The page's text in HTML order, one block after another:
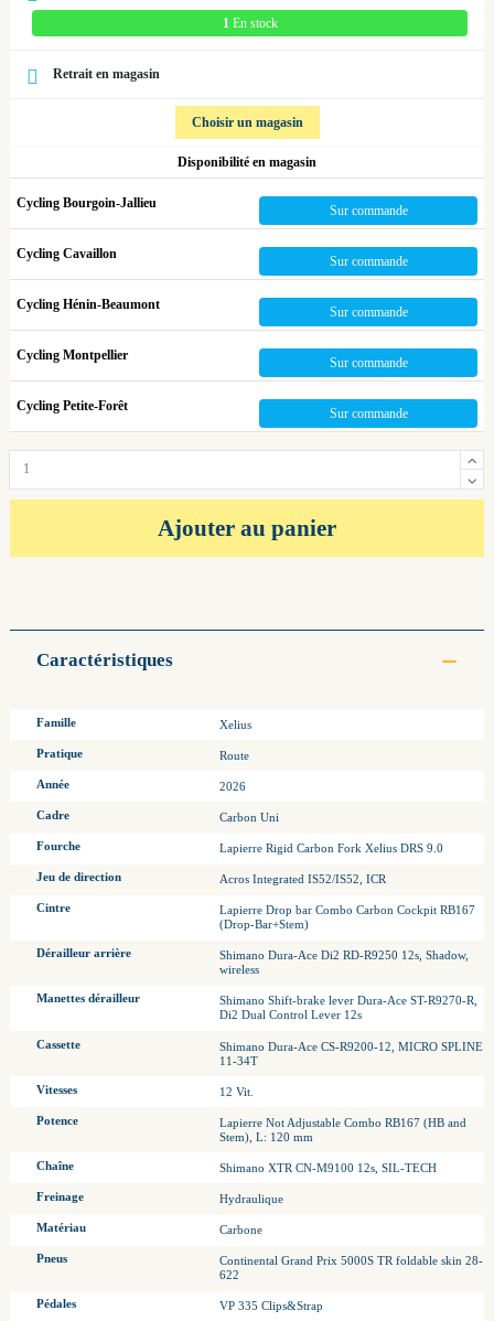
1 En stock
Retrait en magasin
Choisir un magasin
Disponibilité en magasin
Cycling Bourgoin-Jallieu Sur commande
Cycling Cavaillon Sur commande
Cycling Hénin-Beaumont Sur commande
Cycling Montpellier Sur commande
Cycling Petite-Forêt Sur commande
Ajouter au panier
Caractéristiques
Famille Xelius
Pratique Route
Année 2026
Cadre Carbon Uni
Fourche Lapierre Rigid Carbon Fork Xelius DRS 9.0
Jeu de direction Acros Integrated IS52/IS52, ICR
Cintre
Lapierre Drop bar Combo Carbon Cockpit RB167
(Drop-Bar+Stem)
Dérailleur arrière
Shimano Dura-Ace Di2 RD-R9250 12s, Shadow,
wireless
Manettes dérailleur
Shimano Shift-brake lever Dura-Ace ST-R9270-R,
Di2 Dual Control Lever 12s
Cassette
Shimano Dura-Ace CS-R9200-12, MICRO SPLINE
11-34T
Vitesses 12 Vit.
Potence
Lapierre Not Adjustable Combo RB167 (HB and
Stem), L: 120 mm
Chaîne Shimano XTR CN-M9100 12s, SIL-TECH
Freinage Hydraulique
Matériau Carbone
Pneus
Continental Grand Prix 5000S TR foldable skin 28-
622
Pédales VP 335 Clips&Strap